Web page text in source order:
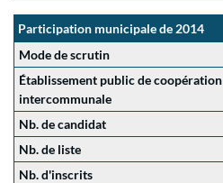
Participation municipale de 2014
Mode de scrutin
Établissement public de coopération
intercommunale
Nb. de candidat
Nb. de liste
Nb. d'inscrits